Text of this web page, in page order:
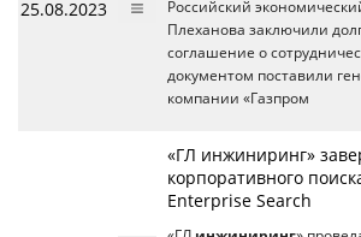
25.08.2023
Российский
Плеханова заключили
соглашение о
документом поставили
компании «Газпром
«ГЛ инжиниринг»
корпоративного
Enterprise Search